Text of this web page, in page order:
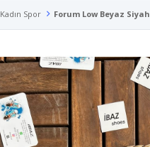
Kadın Spor Forum Low Beyaz Siyah